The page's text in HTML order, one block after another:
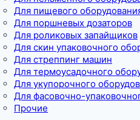
Для пищевого
Для поршневых дозаторов
Для роликовых запайщиков
Для скин упаковочного
Для стреппинг машин
Для термоусадочного
Для укупорочного
Для фасовочно-
Прочие